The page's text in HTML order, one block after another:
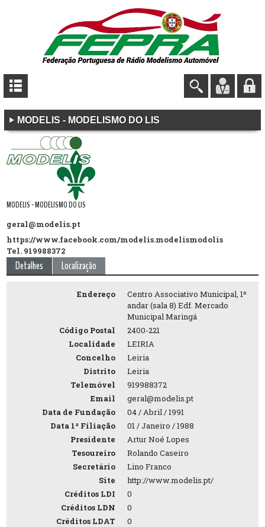
MODELIS - MODELISMO DO LIS
MODELIS - MODELISMO DO LIS
geral@modelis.pt
https://www.facebook.com/modelis.modelismodolis
Tel.919988372
Detalhes Localização
Endereço
Centro Associativo Municipal, 1º
andar (sala 8) Edf. Mercado
Municipal Maringá
Código Postal
2400-221
Localidade
LEIRIA
Concelho
Leiria
Distrito
Leiria
Telemóvel
919988372
Email
geral@modelis.pt
Data de Fundação
04 / Abril / 1991
Data 1ª Filiação
01 / Janeiro / 1988
Presidente
Artur Noé Lopes
Tesoureiro
Rolando Caseiro
Secretário
Lino Franco
Site
http://www.modelis.pt/
Créditos LDI
0
Créditos LDN
0
Créditos LDAT
0